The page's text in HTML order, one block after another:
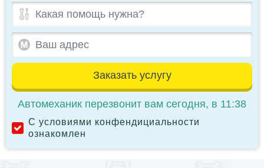
Заказать услугу
С условиями конфендициальности
ознакомлен
Автомеханик перезвонит вам сегодня, в 11:38